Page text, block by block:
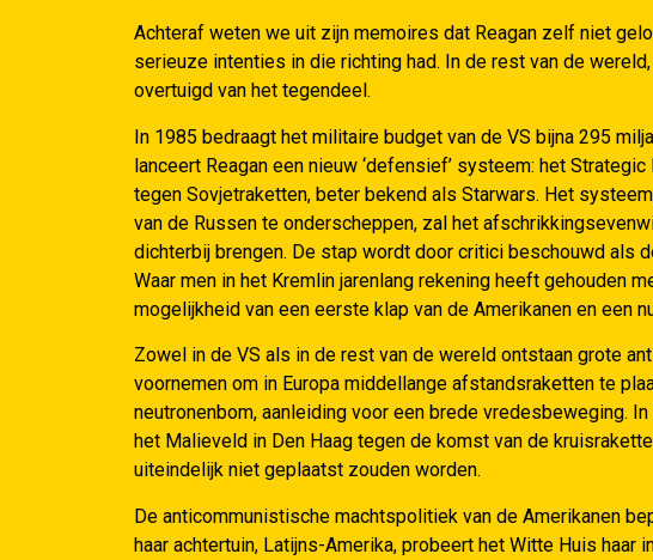
Achteraf weten we uit zijn memoires dat Reagan zelf niet
serieuze intenties in die richting had. In de rest van de
overtuigd van het tegendeel.
In 1985 bedraagt het militaire budget van de VS bijna 295
lanceert Reagan een nieuw ‘defensief’ systeem: het
tegen Sovjetraketten, beter bekend als Starwars. Het
van de Russen te onderscheppen, zal het
dichterbij brengen. De stap wordt door critici beschouwd als
Waar men in het Kremlin jarenlang rekening heeft gehouden
mogelijkheid van een eerste klap van de Amerikanen en een
Zowel in de VS als in de rest van de wereld ontstaan grote
voornemen om in Europa middellange afstandsraketten te
neutronenbom, aanleiding voor een brede vredesbeweging.
het Malieveld in Den Haag tegen de komst van de
uiteindelijk niet geplaatst zouden worden.
De anticommunistische machtspolitiek van de Amerikanen
haar achtertuin, Latijns-Amerika, probeert het Witte Huis